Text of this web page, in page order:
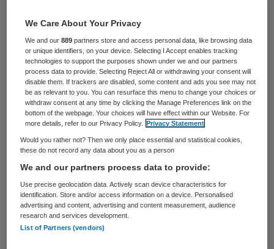
Ouderen die in verzorgings- of
verpleeghuizen wonen moeten steeds
vaker verhuizen, al dan niet vrijwillig.
Volgens de Universiteit Maastricht komt dit
vaak doordat gebouwen verouderd zijn en
niet meer aan de eisen voldoen. Voor deze
kwetsbare bewoners zijn de gedwongen
verhuizingen “enorm ingrijpend”, stelt de
universiteit. De wetenschappers zijn een
onderzoek begonnen naar de problemen
waar deze groep mee te maken krijgt.
We Care About Your Privacy
We and our889 partners store and access personal data, like browsing data
or unique identifiers, on your device. Selecting I Accept enables tracking
technologies to support the purposes shown under we and our partners
process data to provide. Selecting Reject All or withdrawing your consent will
disable them. If trackers are disabled, some content and ads you see may not
be as relevant to you. You can resurface this menu to change your choices or
withdraw consent at any time by clicking the Manage Preferences link on the
bottom of the webpage. Your choices will have effect within our Website. For
more details, refer to our Privacy Policy.
Privacy Statement
Would you rather not? Then we only place essential and statistical cookies,
these do not record any data about you as a person
We and our partners process data to provide:
Use precise geolocation data. Actively scan device characteristics for
identification. Store and/or access information on a device. Personalised
advertising and content, advertising and content measurement, audience
research and services development.
List of Partners (vendors)